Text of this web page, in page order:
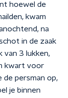
hoewel de
kwam
na
in de zaak
van 3 lukken,
kwart voor
de persman op,
je binnen